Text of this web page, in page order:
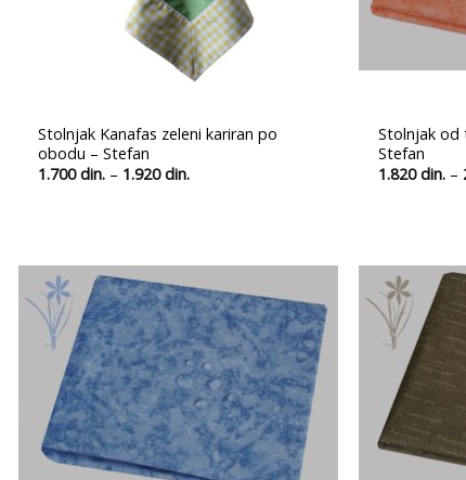
Stolnjak Kanafas zeleni kariran po
obodu – Stefan
1.700din. – 1.920din.Распон
Stolnjak od
Stefan
1.820din. –
u
listu
želja